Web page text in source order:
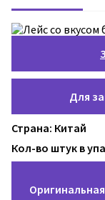
Для
Страна: Китай
Кол-во штук в